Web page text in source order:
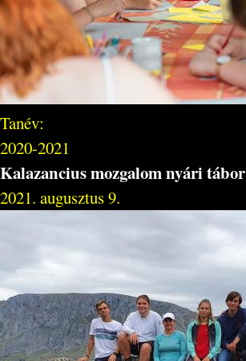
Tanév:
2020-2021
Kalazancius mozgalom nyári tábor
2021. augusztus 9.